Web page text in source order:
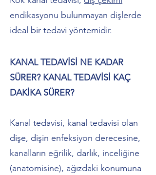
endikasyonu bulunmayan dişlerde
ideal bir tedavi yöntemidir.
KANAL TEDAVİSİ NE KADAR
SÜRER? KANAL TEDAVİSİ KAÇ
DAKİKA SÜRER?
Kanal tedavisi, kanal tedavisi olan
dişe, dişin enfeksiyon derecesine,
kanalların eğrilik, darlık, inceliğine
(anatomisine), ağızdaki konumuna